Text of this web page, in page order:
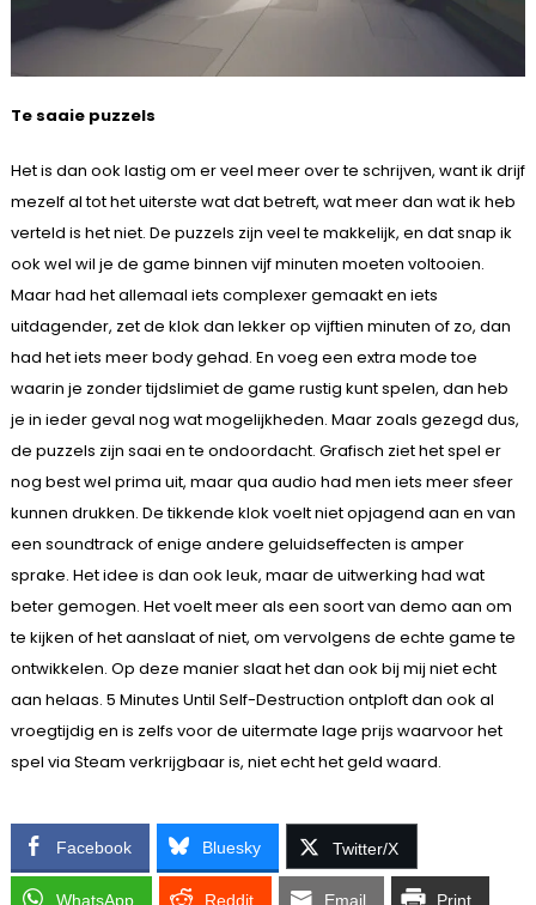
Te saaie puzzels
Het is dan ook lastig om er veel meer over te schrijven, want ik drijf
mezelf al tot het uiterste wat dat betreft, wat meer dan wat ik heb
verteld is het niet. De puzzels zijn veel te makkelijk, en dat snap ik
ook wel wil je de game binnen vijf minuten moeten voltooien.
Maar had het allemaal iets complexer gemaakt en iets
uitdagender, zet de klok dan lekker op vijftien minuten of zo, dan
had het iets meer body gehad. En voeg een extra mode toe
waarin je zonder tijdslimiet de game rustig kunt spelen, dan heb
je in ieder geval nog wat mogelijkheden. Maar zoals gezegd dus,
de puzzels zijn saai en te ondoordacht. Grafisch ziet het spel er
nog best wel prima uit, maar qua audio had men iets meer sfeer
kunnen drukken. De tikkende klok voelt niet opjagend aan en van
een soundtrack of enige andere geluidseffecten is amper
sprake. Het idee is dan ook leuk, maar de uitwerking had wat
beter gemogen. Het voelt meer als een soort van demo aan om
te kijken of het aanslaat of niet, om vervolgens de echte game te
ontwikkelen. Op deze manier slaat het dan ook bij mij niet echt
aan helaas. 5 Minutes Until Self-Destruction ontploft dan ook al
vroegtijdig en is zelfs voor de uitermate lage prijs waarvoor het
spel via Steam verkrijgbaar is, niet echt het geld waard.
Facebook Bluesky Twitter/X
WhatsApp Reddit Email Print